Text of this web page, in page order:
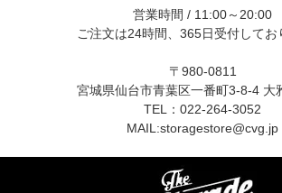
営業時間 / 11:00～20:00
ご注文は24時間、365日受付してお
〒980-0811
宮城県仙台市青葉区一番町3-8-4 大
TEL：022-264-3052
MAIL:storagestore@cvg.jp